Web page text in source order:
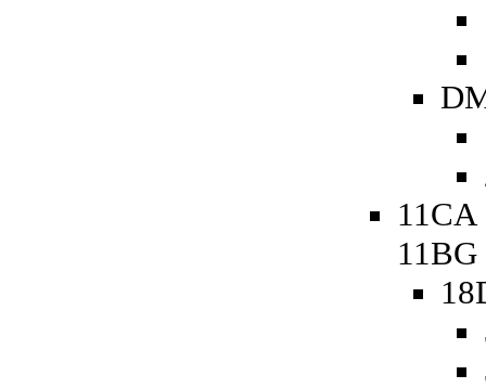
11BG